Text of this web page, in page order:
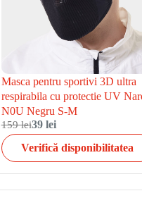
Masca pentru sportivi 3D ultra
respirabila cu protectie UV
N0U Negru S-M
159 lei39 lei
Verifică disponibilitatea